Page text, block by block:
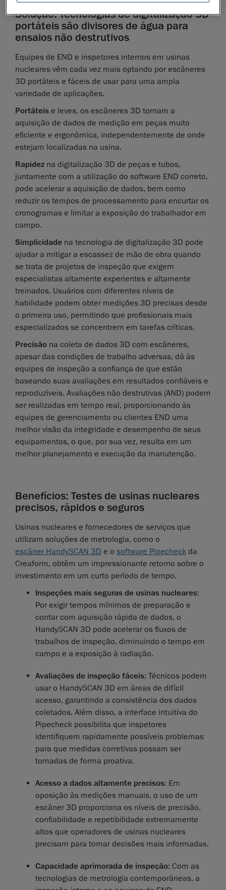
Solução: Tecnologias de digitalização 3D
portáteis são divisores de água para
ensaios não destrutivos
Equipes de END e inspetores internos em usinas
nucleares vêm cada vez mais optando por escâneres
3D portáteis e fáceis de usar para uma ampla
variedade de aplicações.
Portáteis e leves, os escâneres 3D tornam a
aquisição de dados de medição em peças muito
eficiente e ergonômica, independentemente de onde
estejam localizadas na usina.
Rapidez na digitalização 3D de peças e tubos,
juntamente com a utilização do software END correto,
pode acelerar a aquisição de dados, bem como
reduzir os tempos de processamento para encurtar os
cronogramas e limitar a exposição do trabalhador em
campo.
Simplicidade na tecnologia de digitalização 3D pode
ajudar a mitigar a escassez de mão de obra quando
se trata de projetos de inspeção que exigem
especialistas altamente experientes e altamente
treinados. Usuários com diferentes níveis de
habilidade podem obter medições 3D precisas desde
o primeira uso, permitindo que profissionais mais
especializados se concentrem em tarefas críticas.
Precisão na coleta de dados 3D com escâneres,
apesar das condições de trabalho adversas, dá às
equipes de inspeção a confiança de que estão
baseando suas avaliações em resultados confiáveis ​​e
reproduzíveis. Avaliações não destrutivas (AND) podem
ser realizadas em tempo real, proporcionando às
equipes de gerenciamento ou clientes END uma
melhor visão da integridade e desempenho de seus
equipamentos, o que, por sua vez, resulta em um
melhor planejamento e execução da manutenção.
Benefícios: Testes de usinas nucleares
precisos, rápidos e seguros
Usinas nucleares e fornecedores de serviços que
utilizam soluções de metrologia, como o
escâner HandySCAN 3D e o software Pipecheck da
Creaform, obtêm um impressionante retorno sobre o
investimento em um curto período de tempo.
Inspeções mais seguras de usinas nucleares:
Por exigir tempos mínimos de preparação e
contar com aquisição rápida de dados, o
HandySCAN 3D pode acelerar os fluxos de
trabalhos de inspeção, diminuindo o tempo em
campo e a exposição à radiação.
Avaliações de inspeção fáceis: Técnicos podem
usar o HandySCAN 3D em áreas de difícil
acesso, garantindo a consistência dos dados
coletados. Além disso, a interface intuitiva do
Pipecheck possibilita que inspetores
identifiquem rapidamente possíveis problemas
para que medidas corretivas possam ser
tomadas de forma proativa.
Acesso a dados altamente precisos: Em
oposição às medições manuais, o uso de um
escâner 3D proporciona os níveis de precisão,
confiabilidade e repetibilidade extremamente
altos que operadores de usinas nucleares
precisam para tomar decisões mais informadas.
Capacidade aprimorada de inspeção: Com as
tecnologias de metrologia contemporâneas, a